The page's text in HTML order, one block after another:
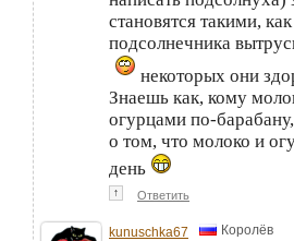
становятся такими,
подсолнечника
некоторых они
Знаешь как, кому
огурцами по-
о том, что молоко и
день
↑ Ответить
kunuschka67 Королёв